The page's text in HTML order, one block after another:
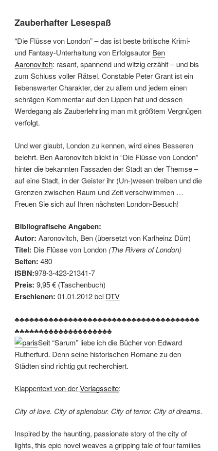
Zauberhafter Lesespaß
“Die Flüsse von London” – das ist beste britische Krimi-
und Fantasy-Unterhaltung von Erfolgsautor Ben
Aaronovitch: rasant, spannend und witzig erzählt – und bis
zum Schluss voller Rätsel. Constable Peter Grant ist ein
liebenswerter Charakter, der zu allem und jedem einen
schrägen Kommentar auf den Lippen hat und dessen
Werdegang als Zauberlehrling man mit größtem Vergnügen
verfolgt.
Und wer glaubt, London zu kennen, wird eines Besseren
belehrt. Ben Aaronovitch blickt in “Die Flüsse von London”
hinter die bekannten Fassaden der Stadt an der Themse –
auf eine Stadt, in der Geister ihr (Un-)wesen treiben und die
Grenzen zwischen Raum und Zeit verschwimmen …
Freuen Sie sich auf Ihren nächsten London-Besuch!
Bibliografische Angaben:
Autor: Aaronovitch, Ben (übersetzt von Karlheinz Dürr)
Titel: Die Flüsse von London (The Rivers of London)
Seiten: 480
ISBN:978-3-423-21341-7
Preis: 9,95 € (Taschenbuch)
Erschienen: 01.01.2012 bei DTV
♣♣♣♣♣♣♣♣♣♣♣♣♣♣♣♣♣♣♣♣♣♣♣♣♣♣♣♣♣♣♣♣♣♣♣♣♣♣
♣♣♣♣♣♣♣♣♣♣♣♣♣♣♣♣♣♣♣♣
Seit “Sarum” liebe ich die Bücher von Edward
Rutherfurd. Denn seine historischen Romane zu den
Städten sind richtig gut recherchiert.
Klappentext von derVerlagsseite:
City of love. City of splendour. City of terror. City of dreams.
Inspired by the haunting, passionate story of the city of
lights, this epic novel weaves a gripping tale of four families